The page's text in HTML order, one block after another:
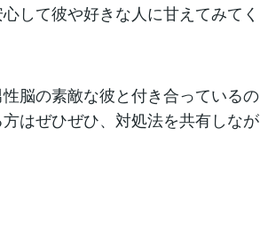
して彼や好きな人に甘えてみてく
脳の素敵な彼と付き合っているの
はぜひぜひ、対処法を共有しなが